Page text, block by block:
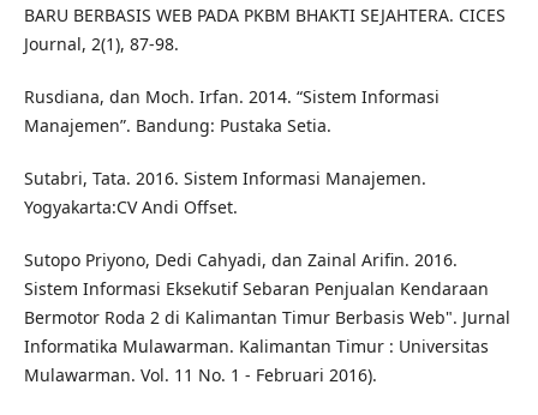
BARU BERBASIS WEB PADA PKBM BHAKTI SEJAHTERA. CICES
Journal, 2(1), 87-98.
Rusdiana, dan Moch. Irfan. 2014. “Sistem Informasi
Manajemen”. Bandung: Pustaka Setia.
Sutabri, Tata. 2016. Sistem Informasi Manajemen.
Yogyakarta:CV Andi Offset.
Sutopo Priyono, Dedi Cahyadi, dan Zainal Arifin. 2016.
Sistem Informasi Eksekutif Sebaran Penjualan Kendaraan
Bermotor Roda 2 di Kalimantan Timur Berbasis Web". Jurnal
Informatika Mulawarman. Kalimantan Timur : Universitas
Mulawarman. Vol. 11 No. 1 - Februari 2016).